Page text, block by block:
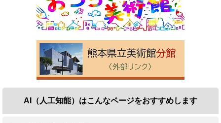
AI（人工知能）はこんなページをおすすめします